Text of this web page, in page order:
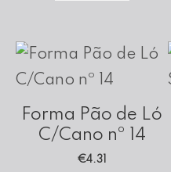
Forma Pão de Ló
C/Cano nº 14
€4.31